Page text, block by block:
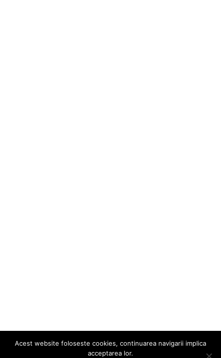
Acest website foloseste cookies, continuarea navigarii implica
acceptarea lor.